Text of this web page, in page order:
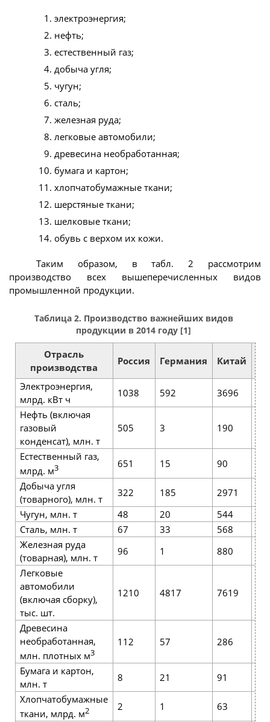
электроэнергия;
нефть;
естественный газ;
добыча угля;
чугун;
сталь;
железная руда;
легковые автомобили;
древесина необработанная;
бумага и картон;
хлопчатобумажные ткани;
шерстяные ткани;
шелковые ткани;
обувь с верхом их кожи.
Таким образом, в табл. 2 рассмотрим
производство всех вышеперечисленных видов
промышленной продукции.
Таблица 2. Производство важнейших видов
продукции в 2014 году [1]
Отрасль
производства
Россия Германия Китай
Электроэнергия,
млрд. кВт ч
1038 592 3696
Нефть (включая
газовый
конденсат), млн. т
505 3 190
Естественный газ,
млрд. м3 651 15 90
Добыча угля
(товарного), млн. т
322 185 2971
Чугун, млн. т
48 20 544
Сталь, млн. т
67 33 568
Железная руда
(товарная), млн. т
96 1 880
Легковые
автомобили
(включая сборку),
тыс. шт.
1210 4817 7619
Древесина
необработанная,
млн. плотных м3
112 57 286
Бумага и картон,
млн. т
8 21 91
Хлопчатобумажные
ткани, млрд. м2 2 1 63